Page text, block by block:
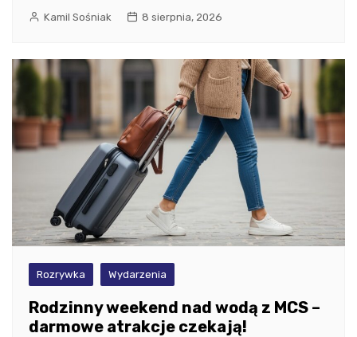
Kamil Sośniak 8 sierpnia, 2026
Rozrywka Wydarzenia
Rodzinny weekend nad wodą z MCS –
darmowe atrakcje czekają!